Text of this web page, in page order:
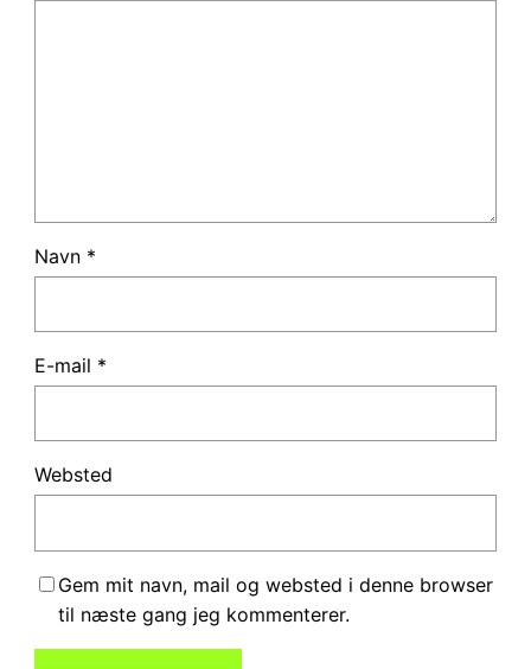
Navn *
E-mail *
Websted
Gem mit navn, mail og websted i denne browser
til næste gang jeg kommenterer.